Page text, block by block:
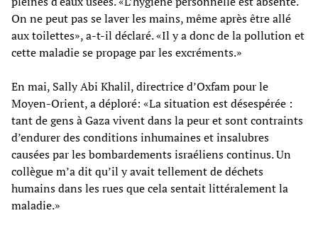
On ne peut pas se laver les mains, même après être allé
aux toilettes», a-t-il déclaré. «Il y a donc de la pollution et
cette maladie se propage par les excréments.»
En mai, Sally Abi Khalil, directrice d’Oxfam pour le
Moyen-Orient, a déploré: «La situation est désespérée :
tant de gens à Gaza vivent dans la peur et sont contraints
d’endurer des conditions inhumaines et insalubres
causées par les bombardements israéliens continus. Un
collègue m’a dit qu’il y avait tellement de déchets
humains dans les rues que cela sentait littéralement la
maladie.»